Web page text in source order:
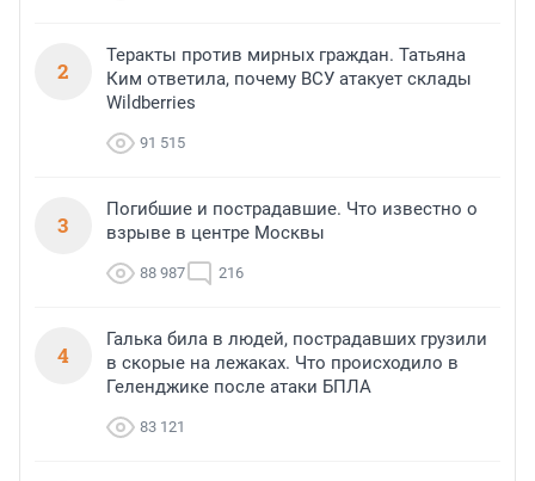
2
Теракты против мирных граждан. Татьяна
Ким ответила, почему ВСУ атакует склады
Wildberries
91 515
3
Погибшие и пострадавшие. Что известно о
взрыве в центре Москвы
88 987 216
4
Галька била в людей, пострадавших грузили
в скорые на лежаках. Что происходило в
Геленджике после атаки БПЛА
83 121